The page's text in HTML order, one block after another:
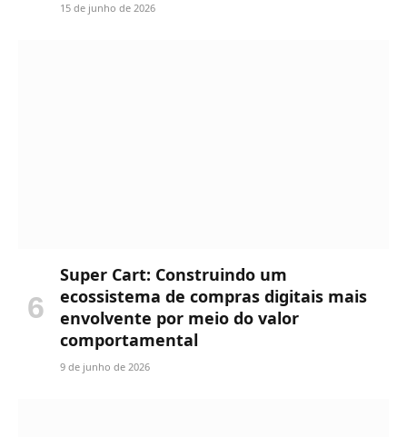
15 de junho de 2026
Super Cart: Construindo um
ecossistema de compras digitais mais
envolvente por meio do valor
comportamental
9 de junho de 2026